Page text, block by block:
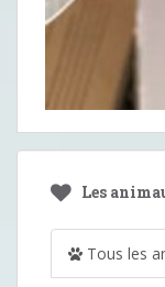
Les
Tous les